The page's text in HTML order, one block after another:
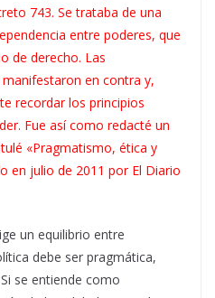
743. Se trataba de una
entre poderes, que
de derecho. Las
en contra y,
recordar los principios
Fue así como redacté un
«Pragmatismo, ética y
en julio de 2011 por El Diario
un equilibrio entre
debe ser pragmática,
se entiende como